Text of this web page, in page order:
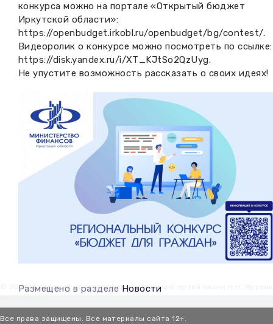
конкурса можно на портале «Открытый бюджет
Иркутской области»:
https://openbudget.irkobl.ru/openbudget/bg/contest/.
Видеоролик о конкурсе можно посмотреть по ссылке:
https://disk.yandex.ru/i/XT_KJtSo2QzUyg.
Не упустите возможность рассказать о своих идеях!
Размещено в разделе Новости
© 2026 Иркутский областной краеведческий музей имени Н.Н.
Все права защищены. Все материалы сайта 12+.